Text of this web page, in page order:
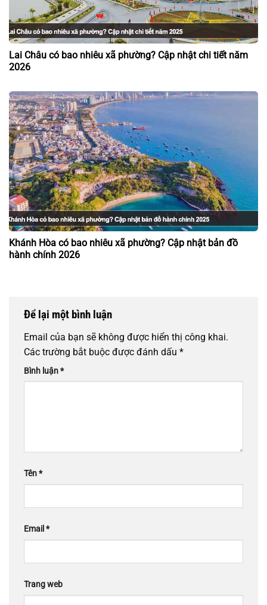
Lai Châu có bao nhiêu xã phường? Cập nhật chi tiết năm
2026
Khánh Hòa có bao nhiêu xã phường? Cập nhật bản đồ
hành chính 2026
Để lại một bình luận
Email của bạn sẽ không được hiển thị công khai.
Các trường bắt buộc được đánh dấu *
Bình luận*
Tên*
Email *
Trang web